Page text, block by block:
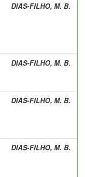
DIAS-FILHO, M. B.
DIAS-FILHO, M. B.
DIAS-FILHO, M. B.
DIAS-FILHO, M. B.